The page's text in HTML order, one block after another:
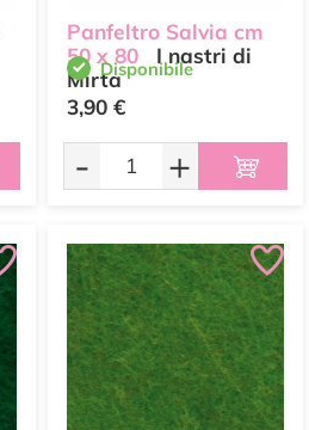
Panfeltro Salvia cm
50 x 80
I nastri di
MirtaDisponibile
3,90 €
- +